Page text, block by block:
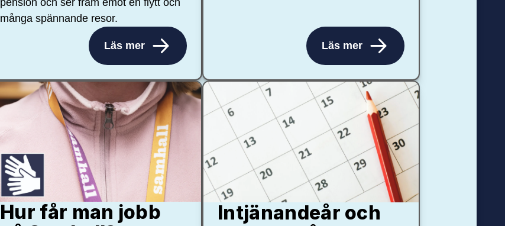
pension och ser fram emot en flytt och
många spännande resor.
Läs mer Läs mer
Hur får man jobb
Intjänandeår och